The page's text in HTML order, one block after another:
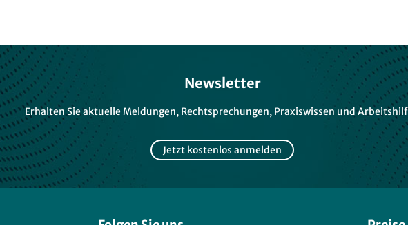
Newsletter
Erhalten Sie aktuelle Meldungen, Rechtsprechungen, Praxiswissen und
Jetzt kostenlos anmelden